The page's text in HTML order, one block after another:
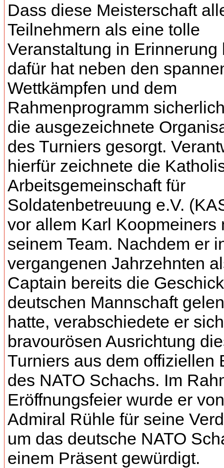
Dass diese Meisterschaft
Teilnehmern als eine tolle
Veranstaltung in Erinnerung
dafür hat neben den
Wettkämpfen und dem
Rahmenprogramm
die ausgezeichnete
des Turniers gesorgt.
hierfür zeichnete die
Arbeitsgemeinschaft für
Soldatenbetreuung e.V.
vor allem Karl Koopmeiners
seinem Team. Nachdem er
vergangenen Jahrzehnten
Captain bereits die
deutschen Mannschaft
hatte, verabschiedete er
bravourösen Ausrichtung
Turniers aus dem offiziellen
des NATO Schachs. Im
Eröffnungsfeier wurde er von
Admiral Rühle für seine
um das deutsche NATO
einem Präsent gewürdigt.